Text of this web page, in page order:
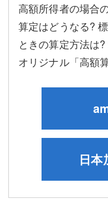
高額所得者の場合
算定はどうなる?
ときの算定方法は
オリジナル「高額
日本